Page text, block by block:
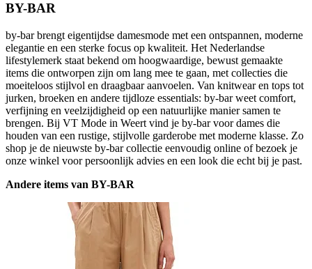
BY-BAR
by-bar brengt eigentijdse damesmode met een ontspannen, moderne
elegantie en een sterke focus op kwaliteit. Het Nederlandse
lifestylemerk staat bekend om hoogwaardige, bewust gemaakte
items die ontworpen zijn om lang mee te gaan, met collecties die
moeiteloos stijlvol en draagbaar aanvoelen. Van knitwear en tops tot
jurken, broeken en andere tijdloze essentials: by-bar weet comfort,
verfijning en veelzijdigheid op een natuurlijke manier samen te
brengen. Bij VT Mode in Weert vind je by-bar voor dames die
houden van een rustige, stijlvolle garderobe met moderne klasse. Zo
shop je de nieuwste by-bar collectie eenvoudig online of bezoek je
onze winkel voor persoonlijk advies en een look die echt bij je past.
Andere items van BY-BAR